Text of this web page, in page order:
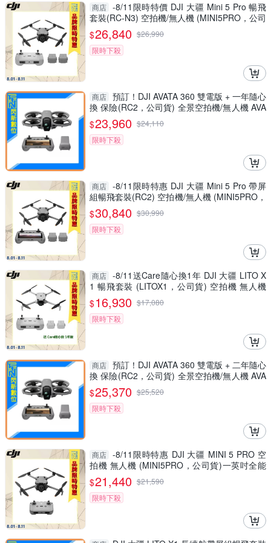
商店 -8/11限時特價 DJI 大疆 Mini 5 Pro 暢飛
套裝(RC-N3) 空拍機/無人機 (MINI5PRO，公司
貨)
$26,840 $26,990
限時下殺
商店 預訂！DJI AVATA 360 雙電版 + 一年隨心
換 保險(RC2，公司貨) 全景空拍機/無人機 AVA
TA360
$23,960 $24,110
限時下殺
商店 -8/11限時特惠 DJI 大疆 Mini 5 Pro 帶屏
組暢飛套裝(RC2) 空拍機/無人機 (MINI5PRO，
公司貨)
$30,840 $30,990
限時下殺
商店 -8/11送Care隨心換1年 DJI 大疆 LITO X
1 暢飛套裝 (LITOX1，公司貨) 空拍機 無人機
免註冊
$16,930 $17,080
限時下殺
商店 預訂！DJI AVATA 360 雙電版 + 二年隨心
換 保險(RC2，公司貨) 全景空拍機/無人機 AVA
TA360
$25,370 $25,520
限時下殺
商店 -8/11限時特惠 DJI 大疆 MINI 5 PRO 空
拍機 無人機 (MINI5PRO，公司貨)一英吋全能
迷你航拍機
$21,440 $21,590
限時下殺